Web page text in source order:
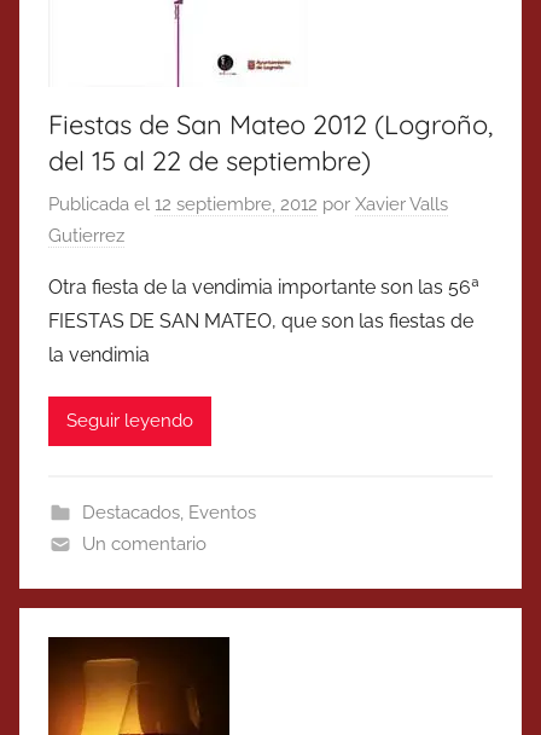
Fiestas de San Mateo 2012 (Logroño,
del 15 al 22 de septiembre)
Publicada el 12 septiembre, 2012 por Xavier Valls
Gutierrez
Otra fiesta de la vendimia importante son las 56ª
FIESTAS DE SAN MATEO, que son las fiestas de
la vendimia
Seguir leyendo
Destacados, Eventos
Un comentario